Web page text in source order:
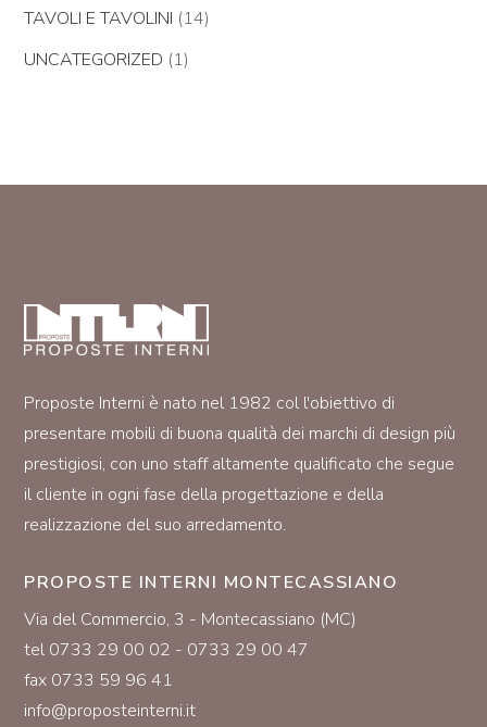
TAVOLI E TAVOLINI (14)
UNCATEGORIZED (1)
Proposte Interni è nato nel 1982 col l'obiettivo di
presentare mobili di buona qualità dei marchi di design più
prestigiosi, con uno staff altamente qualificato che segue
il cliente in ogni fase della progettazione e della
realizzazione del suo arredamento.
PROPOSTE INTERNI MONTECASSIANO
Via del Commercio, 3 - Montecassiano (MC)
tel 0733 29 00 02 - 0733 29 00 47
fax 0733 59 96 41
info@proposteinterni.it